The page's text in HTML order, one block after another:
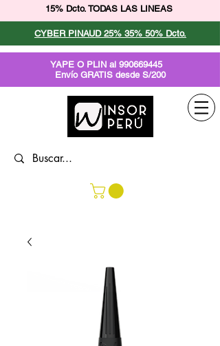
15% Dcto. TODAS LAS LINEAS
CYBER PINAUD 25% 35% 50% Dcto.
YAPE O PLIN al 990669445
Envío GRATIS desde S/200